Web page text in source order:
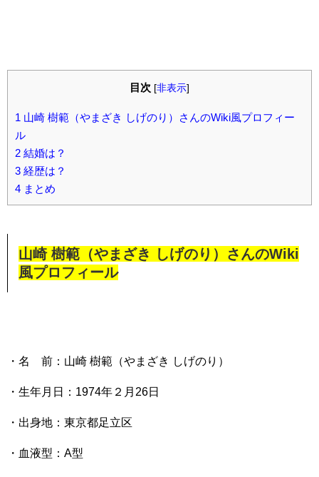
目次 [非表示]
1 山崎 樹範（やまざき しげのり）さんのWiki風プロフィー
ル
2 結婚は？
3 経歴は？
4 まとめ
山崎 樹範（やまざき しげのり）さんのWiki
風プロフィール
・名 前：山崎 樹範（やまざき しげのり）
・生年月日：1974年２月26日
・出身地：東京都足立区
・血液型：A型